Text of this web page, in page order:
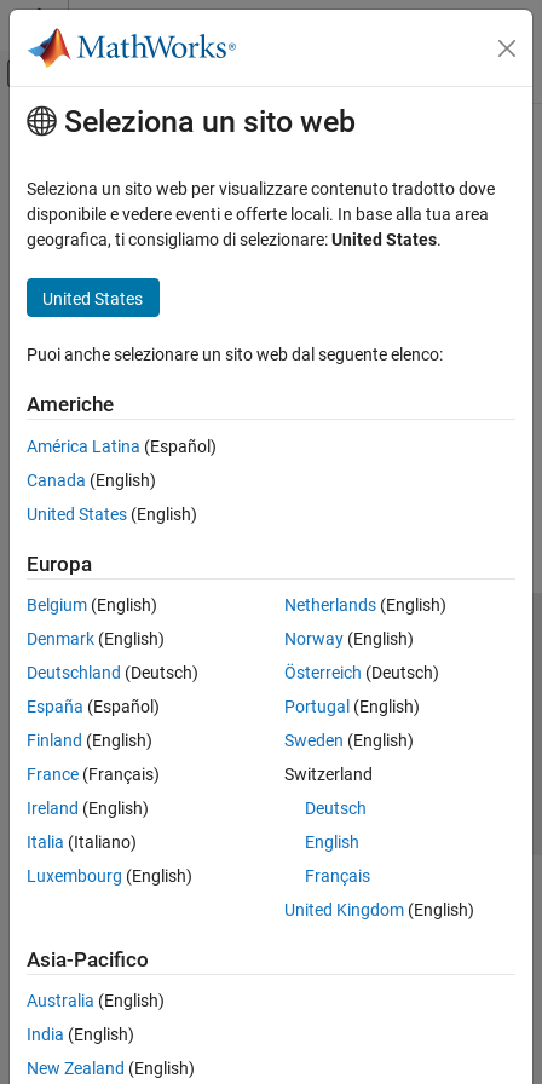
Vai al contenuto
Attiva/disattiva menu di navigazione
Pagina iniziale della documentazione
Contenuto principale
Seleziona un sito web
Seleziona un sito web per visualizzare contenuto tradotto dove
disponibile e vedere eventi e offerte locali. In base alla tua area
geografica, ti consigliamo di selezionare:United States.
United States
Puoi anche selezionare un sito web dal seguente elenco:
Americhe
América Latina (Español)
Canada (English)
United States (English)
Europa
Belgium (English)
Denmark (English)
Deutschland (Deutsch)
España (Español)
Finland (English)
France (Français)
Ireland (English)
Italia (Italiano)
Luxembourg (English)
Netherlands(English)
Norway(English)
Österreich (Deutsch)
Portugal (English)
Sweden (English)
Switzerland
Deutsch
English
Français
United Kingdom(English)
Asia-Pacifico
Australia (English)
India (English)
New Zealand (English)
Centro di fiducia
Informativa sulla privacy
Antipirateria
Stato dell'applicazione
Contatti
© 1994-2026 The MathWorks, Inc.